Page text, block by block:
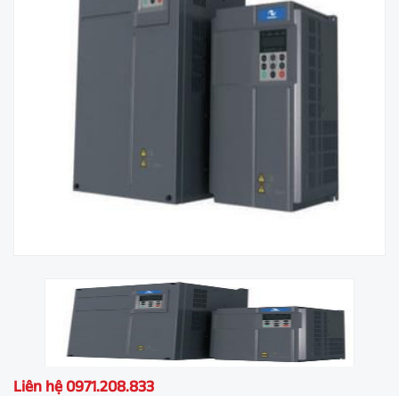
Liên hệ 0971.208.833